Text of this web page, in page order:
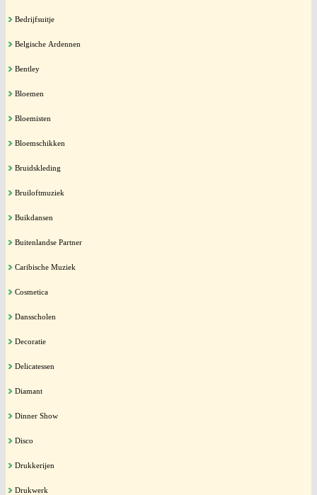
Bedrijfsuitje
Belgische Ardennen
Bentley
Bloemen
Bloemisten
Bloemschikken
Bruidskleding
Bruiloftmuziek
Buikdansen
Buitenlandse Partner
Caribische Muziek
Cosmetica
Dansscholen
Decoratie
Delicatessen
Diamant
Dinner Show
Disco
Drukkerijen
Drukwerk